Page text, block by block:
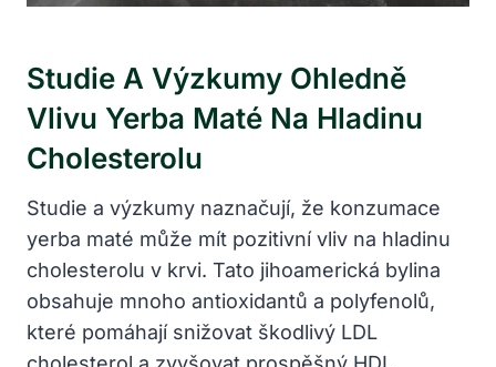
Studie A Výzkumy Ohledně
Vlivu Yerba Maté Na Hladinu
Cholesterolu
Studie a výzkumy naznačují, že konzumace
yerba maté může mít pozitivní vliv na hladinu
cholesterolu v krvi. Tato jihoamerická bylina
obsahuje mnoho antioxidantů a polyfenolů,
které pomáhají snižovat škodlivý LDL